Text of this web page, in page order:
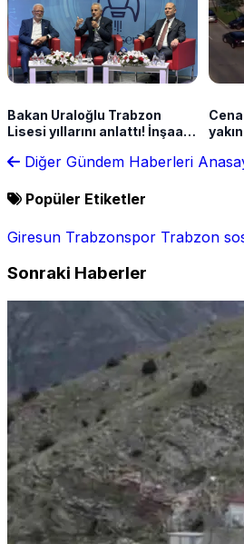
Bakan Uraloğlu Trabzon
Lisesi yıllarını anlattı! İnşaat
Diğer Gündem Haberleri
Popüler Etiketler
Giresun Trabzonspor Trabzon
Sonraki Haberler